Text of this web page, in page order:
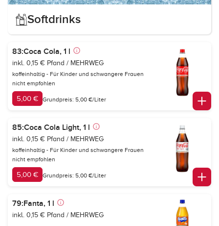
Softdrinks
83:Coca Cola, 1 l
inkl. 0,15 € Pfand / MEHRWEG
koffeinhaltig - Für Kinder und schwangere Frauen
nicht empfohlen
5,00 € Grundpreis: 5,00 €/Liter
85:Coca Cola Light, 1 l
inkl. 0,15 € Pfand / MEHRWEG
koffeinhaltig - Für Kinder und schwangere Frauen
nicht empfohlen
5,00 € Grundpreis: 5,00 €/Liter
79:Fanta, 1 l
inkl. 0,15 € Pfand / MEHRWEG